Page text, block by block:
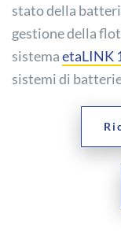
stato della
gestione della
sistemaetaLINK
sistemi di